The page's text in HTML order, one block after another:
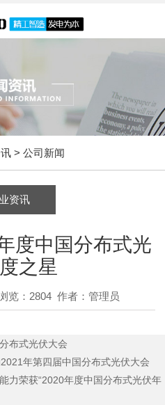
> 公司新闻
资讯
度中国分布式光
之星
览：2804 作者：管理员
布式光伏大会
年第四届中国分布式光伏大会
力荣获“2020年度中国分布式光伏年